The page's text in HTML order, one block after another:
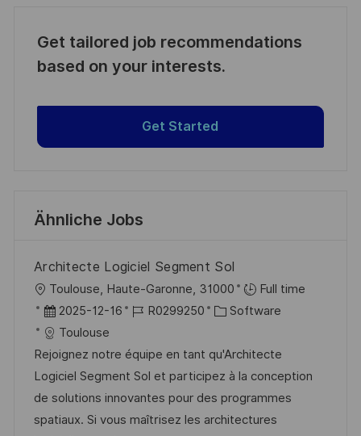
Get tailored job recommendations
based on your interests.
Get Started
Ähnliche Jobs
Architecte Logiciel Segment Sol
O
r
t
Toulouse, Haute-Garonne, 31000
Full time
D
a
t
u
m
d
2025-12-16
J
b
-
I
D
R0299250
K
t
e
g
o
Software
Toulouse
Rejoignez notre équipe en tant qu'Architecte
Logiciel Segment Sol et participez à la conception
de solutions innovantes pour des programmes
spatiaux. Si vous maîtrisez les architectures